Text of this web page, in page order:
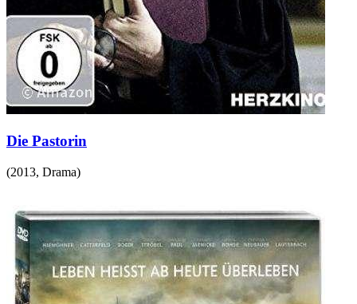
Die Pastorin
(2013, Drama)